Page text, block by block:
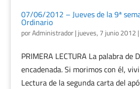
07/06/2012 – Jueves de la 9ª
Ordinario
porAdministrador| jueves, 7 junio 2012 |
PRIMERA LECTURA La palabra de
encadenada. Si morimos con él,
Lectura de la segunda carta del